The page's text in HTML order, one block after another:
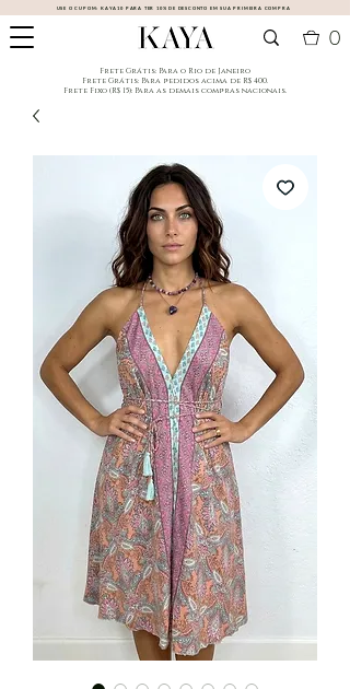
0
USE O CUPOM:KAYA10PARA TER 10% DE DESCONTO EM SUA PRIMEIRA COMPRA
​Frete Grátis: Para o Rio de Janeiro
​Frete Grátis: Para pedidos acima de R$ 400.
Frete Fixo (R$ 15): Para as demais compras nacionais.